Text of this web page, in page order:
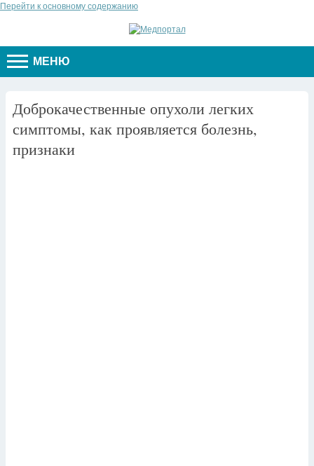
Перейти к основному содержанию
МЕНЮ
Доброкачественные опухоли легких
симптомы, как проявляется болезнь,
признаки